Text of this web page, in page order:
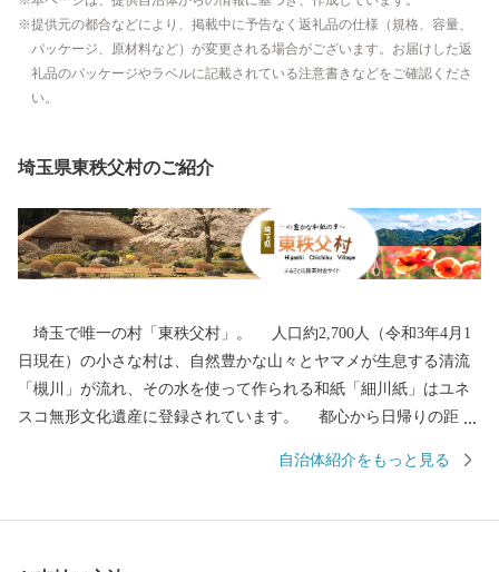
提供元の都合などにより、掲載中に予告なく返礼品の仕様（規格、容量、
パッケージ、原材料など）が変更される場合がございます。お届けした返
礼品のパッケージやラベルに記載されている注意書きなどをご確認くださ
い。
埼玉県東秩父村のご紹介
埼玉で唯一の村「東秩父村」。 人口約2,700人（令和3年4月1
日現在）の小さな村は、自然豊かな山々とヤマメが生息する清流
「槻川」が流れ、その水を使って作られる和紙「細川紙」はユネ
スコ無形文化遺産に登録されています。 都心から日帰りの距離
紅葉が楽しめる東秩父村は、ハイキングやツーリング観光が人気
自治体紹介をもっと見る